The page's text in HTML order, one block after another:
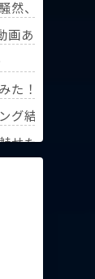
然、盛り
あり】
た！気づけ
グ結果を分
た驚異の